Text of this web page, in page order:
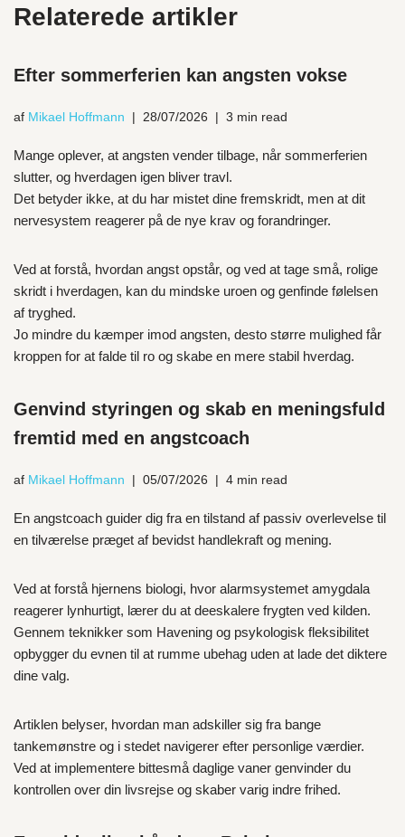
Relaterede artikler
Efter sommerferien kan angsten vokse
af Mikael Hoffmann 28/07/2026 3 min read
Mange oplever, at angsten vender tilbage, når sommerferien
slutter, og hverdagen igen bliver travl.
Det betyder ikke, at du har mistet dine fremskridt, men at dit
nervesystem reagerer på de nye krav og forandringer.
Ved at forstå, hvordan angst opstår, og ved at tage små, rolige
skridt i hverdagen, kan du mindske uroen og genfinde følelsen
af tryghed.
Jo mindre du kæmper imod angsten, desto større mulighed får
kroppen for at falde til ro og skabe en mere stabil hverdag.
Genvind styringen og skab en meningsfuld
fremtid med en angstcoach
af Mikael Hoffmann 05/07/2026 4 min read
En angstcoach guider dig fra en tilstand af passiv overlevelse til
en tilværelse præget af bevidst handlekraft og mening.
Ved at forstå hjernens biologi, hvor alarmsystemet amygdala
reagerer lynhurtigt, lærer du at deeskalere frygten ved kilden.
Gennem teknikker som Havening og psykologisk fleksibilitet
opbygger du evnen til at rumme ubehag uden at lade det diktere
dine valg.
Artiklen belyser, hvordan man adskiller sig fra bange
tankemønstre og i stedet navigerer efter personlige værdier.
Ved at implementere bittesmå daglige vaner genvinder du
kontrollen over din livsrejse og skaber varig indre frihed.